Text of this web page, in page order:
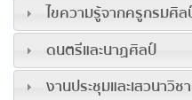
ไขความรู้จากครูกรมศิ
ดนตรีและนาฏศิลป์
งานประชุมและเสวนาวิ